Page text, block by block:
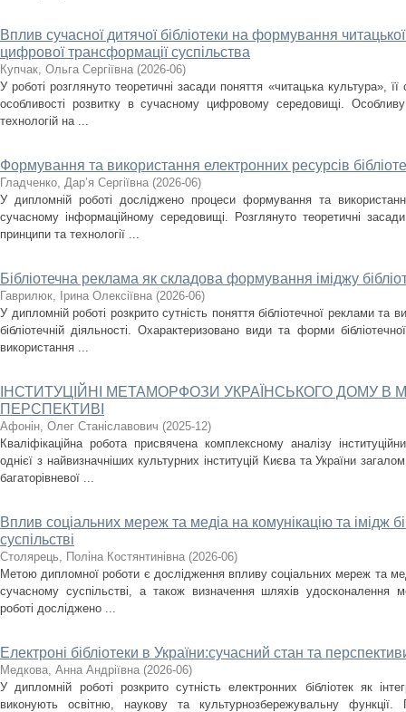
Вплив сучасної дитячої бібліотеки на формування
цифрової трансформації суспільства
Купчак, Ольга Сергіївна (2026-06)
У роботі розглянуто теоретичні засади поняття «читацька культура», її
особливості розвитку в сучасному цифровому середовищі.
технологій на ...
Формування та використання електронних ресурсів
Гладченко, Дар’я Сергіївна (2026-06)
У дипломній роботі досліджено процеси формування та
сучасному інформаційному середовищі. Розглянуто теоретичні
принципи та технології ...
Бібліотечна реклама як складова формування іміджу
Гаврилюк, Ірина Олексіївна (2026-06)
У дипломній роботі розкрито сутність поняття бібліотечної реклами та
бібліотечній діяльності. Охарактеризовано види та форми
використання ...
ІНСТИТУЦІЙНІ МЕТАМОРФОЗИ УКРАЇНСЬКОГО ДОМУ В
ПЕРСПЕКТИВІ
Афонін, Олег Станіславович (2025-12)
Кваліфікаційна робота присвячена комплексному аналізу
однієї з найвизначніших культурних інституцій Києва та України
багаторівневої ...
Вплив соціальних мереж та медіа на комунікацію та імідж
суспільстві
Столярець, Поліна Костянтинівна (2026-06)
Метою дипломної роботи є дослідження впливу соціальних мереж та
сучасному суспільстві, а також визначення шляхів удосконалення
роботі досліджено ...
Електроні бібліотеки в України:сучасний стан та
Медкова, Анна Андріївна (2026-06)
У дипломній роботі розкрито сутність електронних бібліотек як
виконують освітню, наукову та культурнозбережувальну